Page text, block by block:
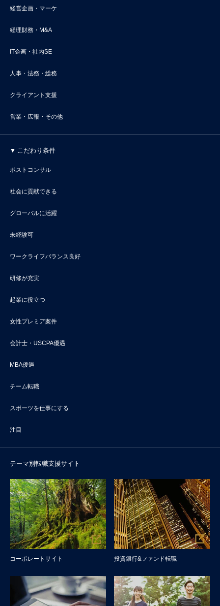
経営企画・マーケ
経理財務・M&A
IT企画・社内SE
人事・法務・総務
クライアント支援
営業・広報・その他
こだわり条件
ポストコンサル
社会に貢献できる
グローバルに活躍
未経験可
ワークライフバランス良好
研修が充実
起業に役立つ
女性プレミア案件
会計士・USCPA優遇
MBA優遇
チーム転職
スポーツを仕事にする
注目
テーマ別転職支援サイト
コーポレートサイト 投資銀行&ファンド転職